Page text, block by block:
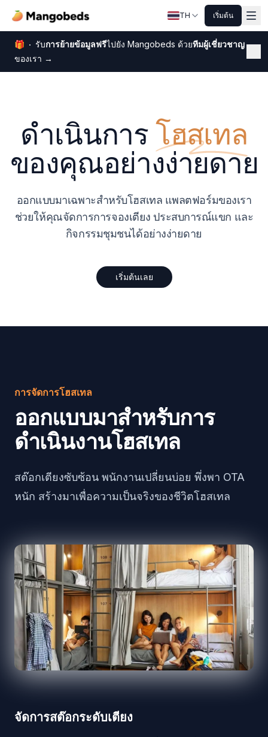
TH เริ่มต้น
🎁 รับการย้ายข้อมูลฟรีไปยัง Mangobeds ด้วยทีมผู้เชี่ยวชาญ
ของเรา → ปิด
ดำเนินการ โฮสเทล
ของคุณอย่างง่ายดาย
ออกแบบมาเฉพาะสำหรับโฮสเทล แพลตฟอร์มของเรา
ช่วยให้คุณจัดการการจองเตียง ประสบการณ์แขก และ
กิจกรรมชุมชนได้อย่างง่ายดาย
เริ่มต้นเลย
การจัดการโฮสเทล
ออกแบบมาสำหรับการ
ดำเนินงานโฮสเทล
สต๊อกเตียงซับซ้อน พนักงานเปลี่ยนบ่อย พึ่งพา OTA
หนัก สร้างมาเพื่อความเป็นจริงของชีวิตโฮสเทล
จัดการสต๊อกระดับเตียง